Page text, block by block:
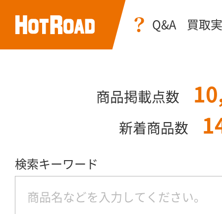
Q&A 買取
商品掲載点数
新着商品数
検索キーワード